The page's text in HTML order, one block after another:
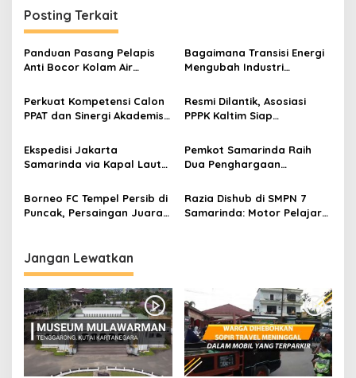
Posting Terkait
Panduan Pasang Pelapis
Anti Bocor Kolam Air
Bagaimana Transisi Energi
Mengubah Industri
Perkuat Kompetensi Calon
PPAT dan Sinergi Akademis,
Bimtek Ujian PPAT 2026
Resmi Dilantik, Asosiasi
PPPK Kaltim Siap
Karier Hingga Kawal Isu
Kontrak ke Pusat
Ekspedisi Jakarta
Samarinda via Kapal Laut
Lebih Efisien
Pemkot Samarinda Raih
Dua Penghargaan
Kalimantan 2026
Borneo FC Tempel Persib di
Puncak, Persaingan Juara
Razia Dishub di SMPN 7
Samarinda: Motor Pelajar
Jangan Lewatkan